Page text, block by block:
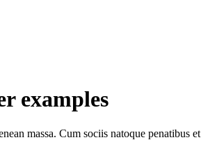
examples
massa. Cum sociis natoque penatibus et